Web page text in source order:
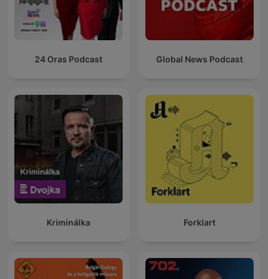
24 Oras Podcast Global News Podcast
Kriminálka Forklart